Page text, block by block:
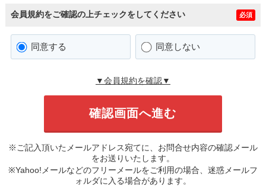
会員規約をご確認の上チェックをしてください 必須
同意する 同意しない
▼会員規約を確認▼
※ご記入頂いたメールアドレス宛てに、お問合せ内容の確認メール
をお送りいたします。
※Yahoo!メールなどのフリーメールをご利用の場合、迷惑メールフ
ォルダに入る場合があります。